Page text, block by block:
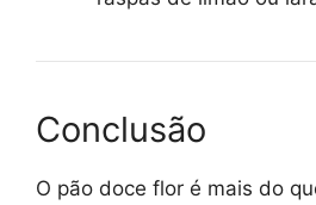
Conclusão
O pão doce flor é mais do